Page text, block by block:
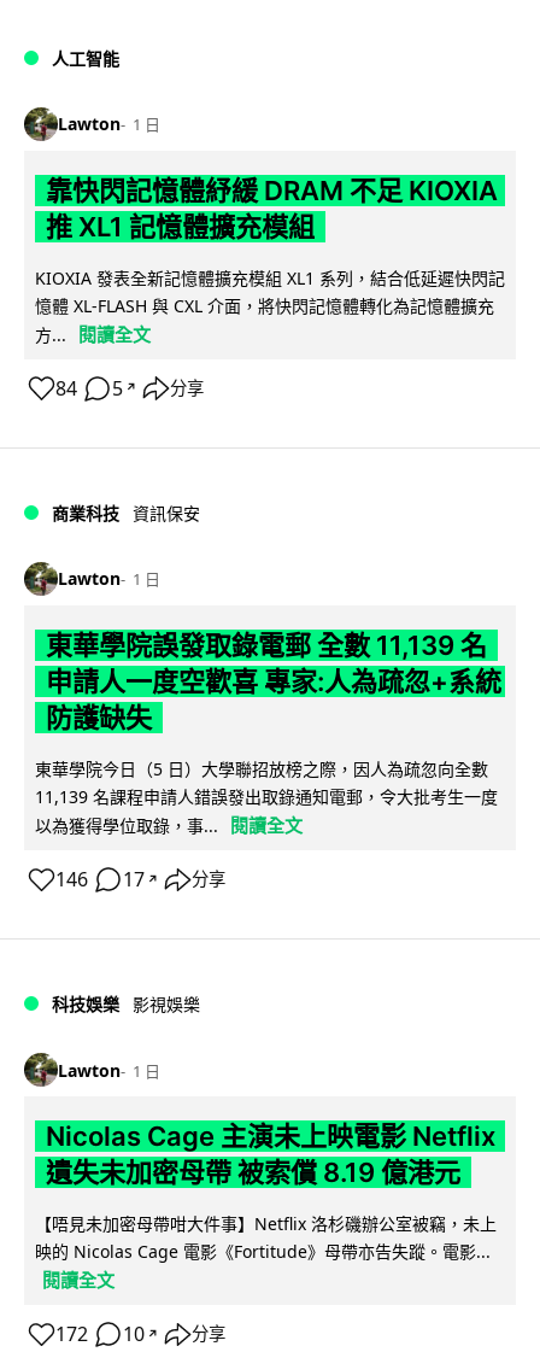
人工智能
Lawton 1 日
靠快閃記憶體紓緩 DRAM 不足 KIOXIA
推 XL1 記憶體擴充模組
KIOXIA 發表全新記憶體擴充模組 XL1 系列，結合低延遲快閃記
憶體 XL-FLASH 與 CXL 介面，將快閃記憶體轉化為記憶體擴充
方...
閱讀全文
84 5 ↗ 分享
商業科技 資訊保安
Lawton 1 日
東華學院誤發取錄電郵 全數 11,139 名
申請人一度空歡喜 專家:人為疏忽+系統
防護缺失
東華學院今日（5 日）大學聯招放榜之際，因人為疏忽向全數
11,139 名課程申請人錯誤發出取錄通知電郵，令大批考生一度
以為獲得學位取錄，事...
閱讀全文
146 17 ↗ 分享
科技娛樂 影視娛樂
Lawton 1 日
Nicolas Cage 主演未上映電影 Netflix
遺失未加密母帶 被索償 8.19 億港元
【唔見未加密母帶咁大件事】Netflix 洛杉磯辦公室被竊，未上
映的 Nicolas Cage 電影《Fortitude》母帶亦告失蹤。電影...
閱讀全文
172 10 ↗ 分享